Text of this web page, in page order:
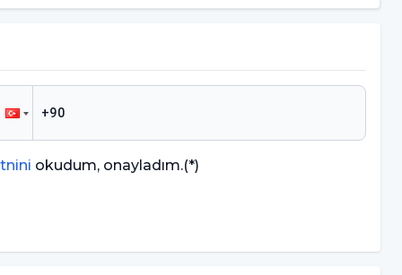
okudum, onayladım.(*)